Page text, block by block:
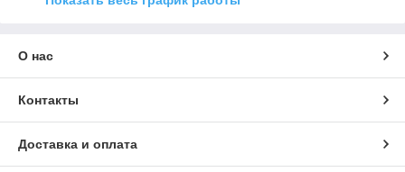
О нас
Контакты
Доставка и оплата